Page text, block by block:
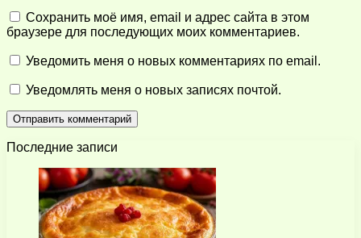
Сохранить моё имя, email и адрес сайта в этом
браузере для последующих моих комментариев.
Уведомить меня о новых комментариях по email.
Уведомлять меня о новых записях почтой.
Последние записи